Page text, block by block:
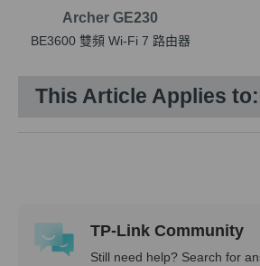
Archer GE230
BE3600 雙頻 Wi-Fi 7 路由器
This Article Applies to:
TP-Link Community
Still need help? Search for